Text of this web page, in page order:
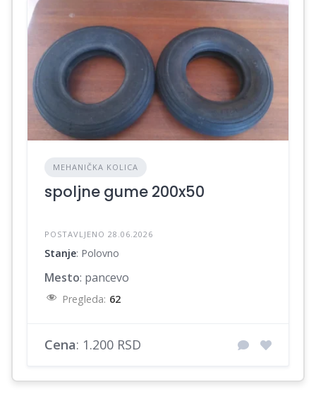
MEHANIČKA KOLICA
spoljne gume 200x50
POSTAVLJENO 28.06.2026
Stanje: Polovno
Mesto: pancevo
Pregleda: 62
Cena: 1.200 RSD